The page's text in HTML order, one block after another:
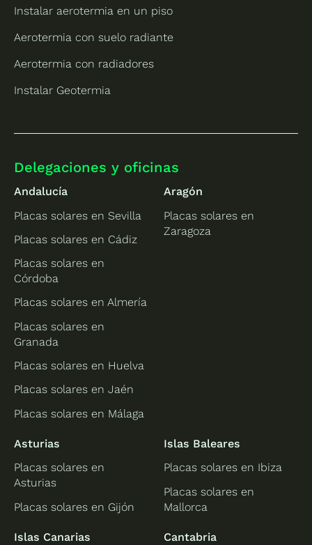
Instalar aerotermia en un piso
Aerotermia con suelo radiante
Aerotermia con radiadores
Instalar Geotermia
Delegaciones y oficinas
Andalucía
Placas solares en Sevilla
Placas solares en Cádiz
Placas solares en
Córdoba
Placas solares en Almería
Placas solares en
Granada
Placas solares en Huelva
Placas solares en Jaén
Placas solares en Málaga
Aragón
Placas solares en
Zaragoza
Asturias
Placas solares en
Asturias
Placas solares en Gijón
Islas Baleares
Placas solares en Ibiza
Placas solares en
Mallorca
Islas Canarias
Cantabria